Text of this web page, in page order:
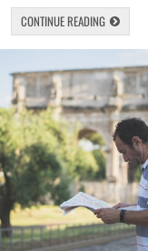
CONTINUE READING